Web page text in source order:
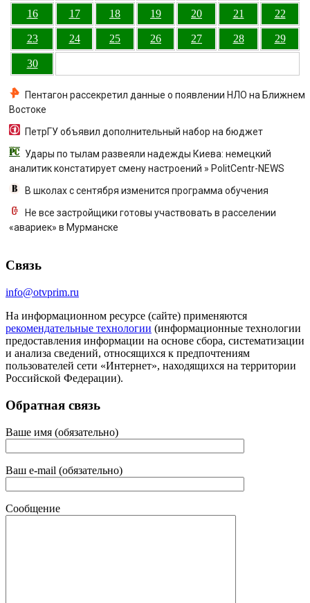
16 17 18 19 20 21 22
23 24 25 26 27 28 29
30
Пентагон рассекретил данные о появлении НЛО на Ближнем
Востоке
ПетрГУ объявил дополнительный набор на бюджет
Удары по тылам развеяли надежды Киева: немецкий
аналитик констатирует смену настроений » PolitCentr-NEWS
В школах с сентября изменится программа обучения
Не все застройщики готовы участвовать в расселении
«авариек» в Мурманске
Связь
info@otvprim.ru
На информационном ресурсе (сайте) применяются
рекомендательные технологии (информационные технологии
предоставления информации на основе сбора, систематизации
и анализа сведений, относящихся к предпочтениям
пользователей сети «Интернет», находящихся на территории
Российской Федерации).
Обратная связь
Ваше имя (обязательно)
Ваш e-mail (обязательно)
Сообщение